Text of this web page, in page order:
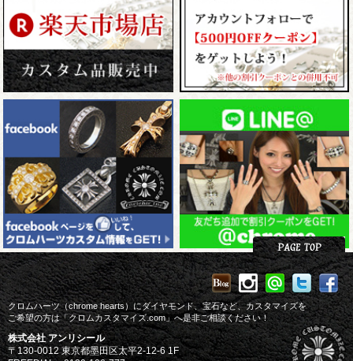
クロムハーツ（chrome hearts）にダイヤモンド、宝石など、カスタマイズを
ご希望の方は「クロムカスタマイズ.com」へ是非ご相談ください！
株式会社 アンリシール
〒130-0012 東京都墨田区太平2-12-6 1F